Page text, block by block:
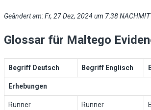
Geändert am: Fr, 27 Dez, 2024 um 7:38
Glossar für Maltego
Begriff Deutsch Begriff Englisch
Erhebungen
Runner Runner